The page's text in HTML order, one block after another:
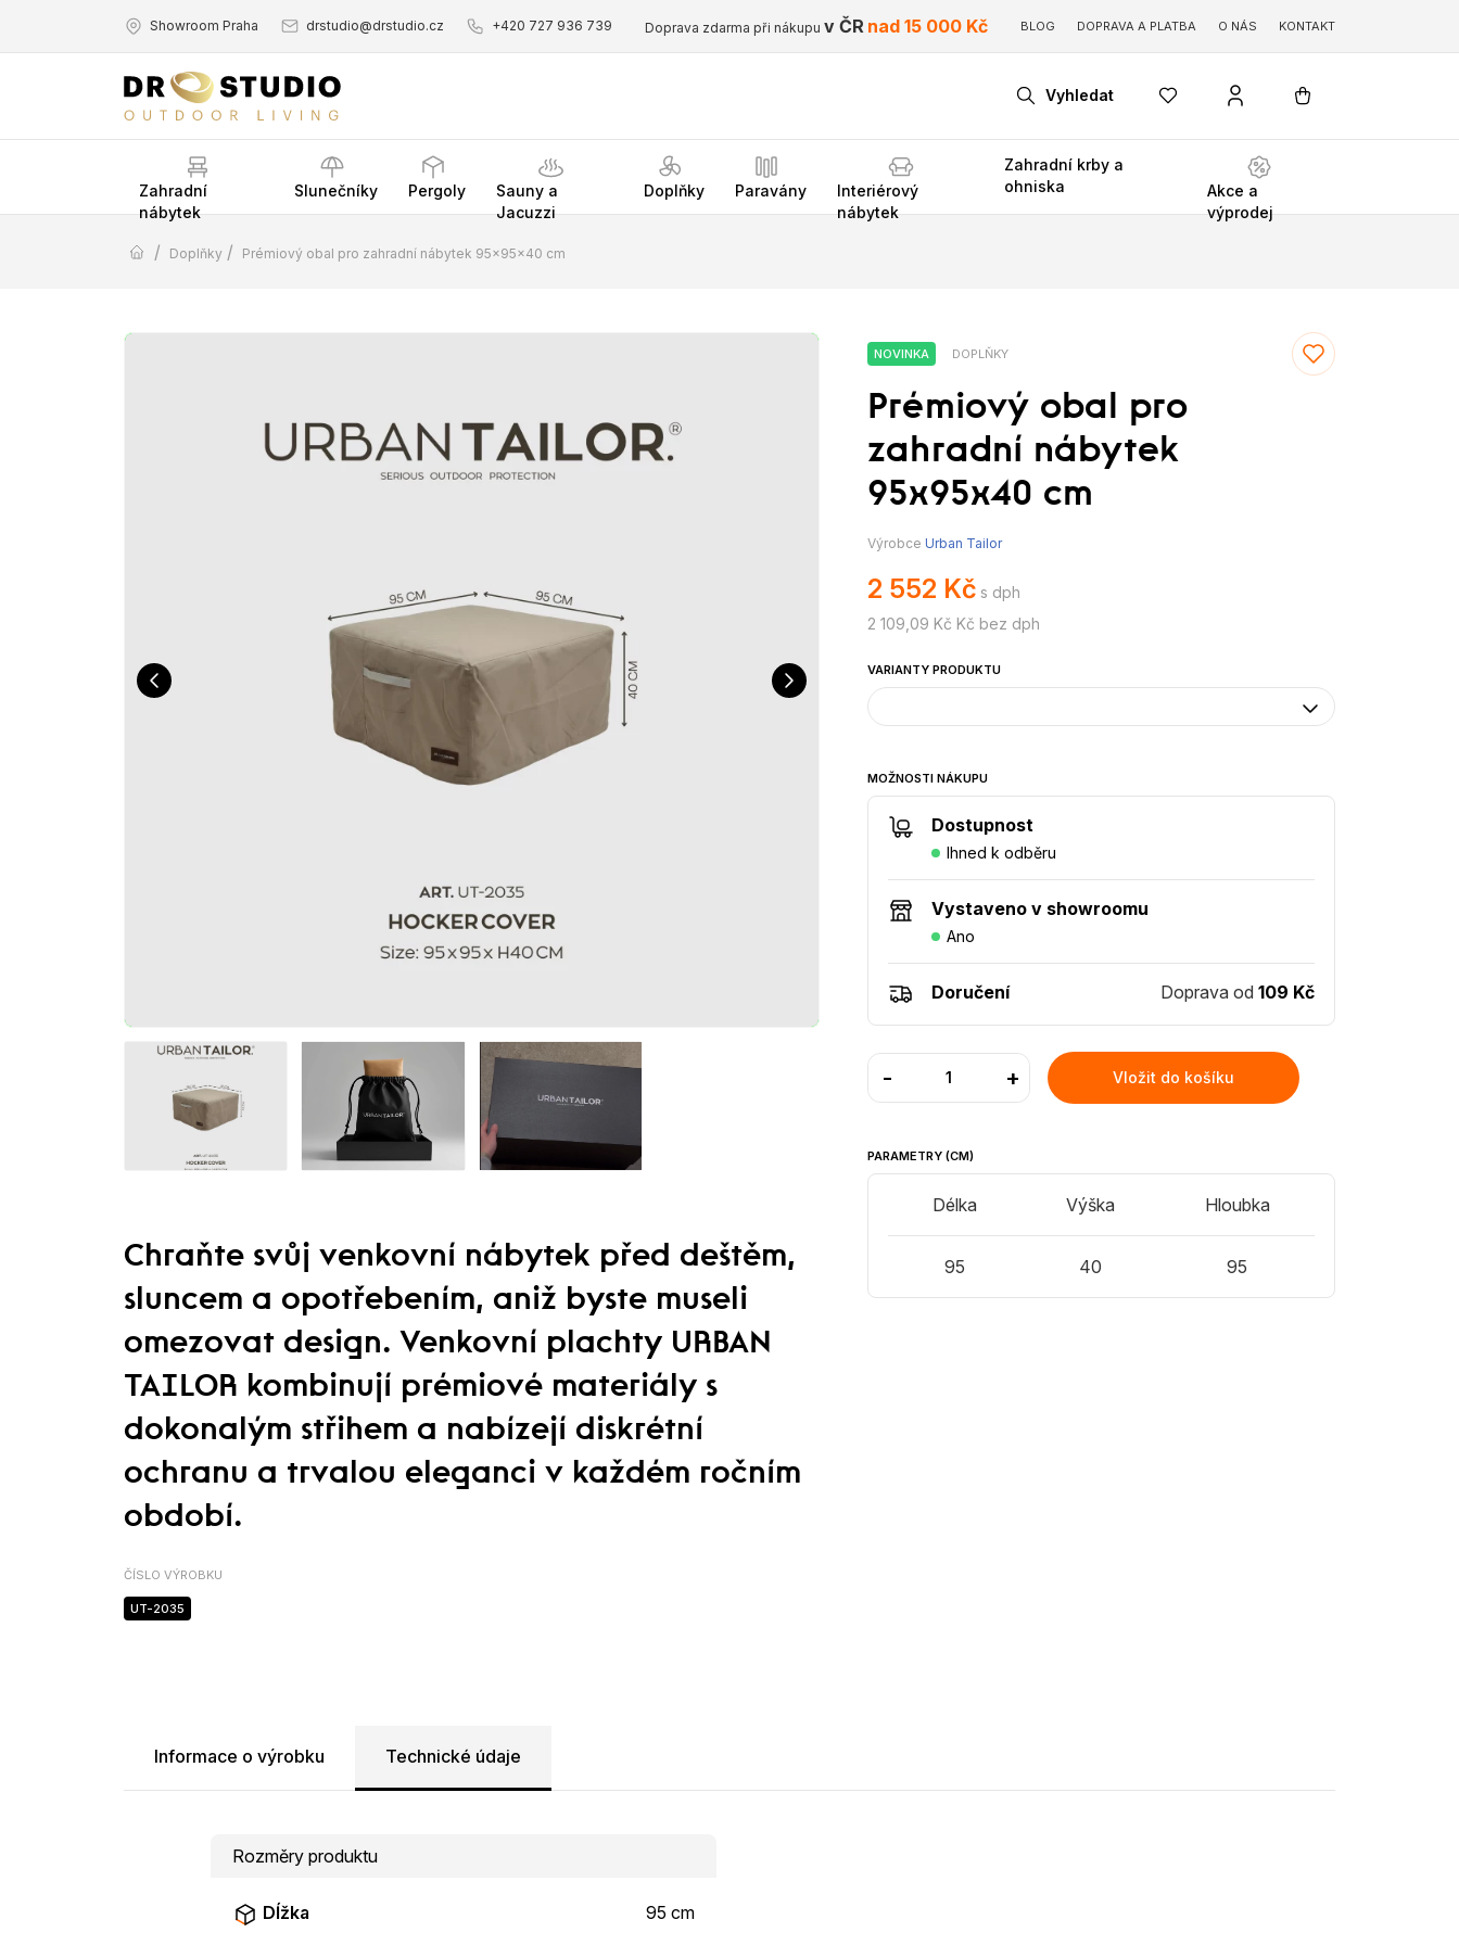
Showroom Praha drstudio@drstudio.cz +420 727 936 739 Doprava zdarma při nákupu v ČR nad 15 000 Kč BLOG DOPRAVA A PLATBA O NÁS KONTAKT
Vyhledat
Zahradní
nábytek
Slunečníky Pergoly
Sauny a
Jacuzzi
Doplňky Paravány
Interiérový
nábytek
Zahradní krby a
ohniska
Akce a
výprodej
/ Doplňky / Prémiový obal pro zahradní nábytek 95x95x40 cm
Chraňte svůj venkovní nábytek před deštěm,
sluncem a opotřebením, aniž byste museli
omezovat design. Venkovní plachty URBAN
TAILOR kombinují prémiové materiály s
dokonalým střihem a nabízejí diskrétní
ochranu a trvalou eleganci v každém ročním
období.
ČÍSLO VÝROBKU
UT-2035
NOVINKA DOPLŇKY
Prémiový obal pro
zahradní nábytek
95x95x40 cm
Výrobce Urban Tailor
2 552 Kč s dph
2 109,09 Kč Kč bez dph
VARIANTY PRODUKTU
MOŽNOSTI NÁKUPU
Dostupnost
Ihned k odběru
Vystaveno v showroomu
Ano
Doručení Doprava od 109 Kč
- + Vložit do košíku
PARAMETRY (CM)
Délka
95
Výška
40
Hloubka
95
Informace o výrobku Technické údaje
Rozměry produktu
Dĺžka 95 cm